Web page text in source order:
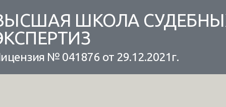
ШКОЛА
№ 041876 от 29.12.2021г.